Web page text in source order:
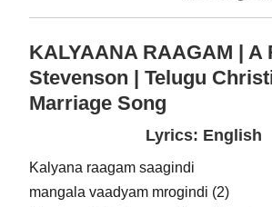
KALYAANA RAAGAM | A
Stevenson | Telugu
Marriage Song
Lyrics: English
Kalyana raagam saagindi
mangala vaadyam mrogindi (2)